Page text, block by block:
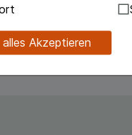
die für die
oder unsere
alles Akzeptieren